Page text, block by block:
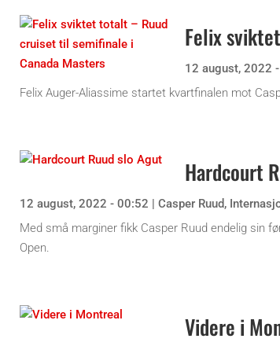
Felix
12 august, 2022
Felix Auger-Aliassime startet kvartfinalen mot
Hardcourt
12 august, 2022 - 00:52 | Casper Ruud,
Med små marginer fikk Casper Ruud endelig sin
Open.
Videre i